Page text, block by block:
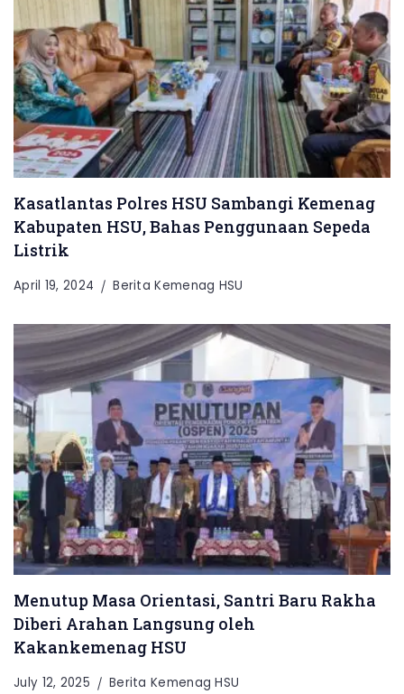
Kasatlantas Polres HSU Sambangi Kemenag
Kabupaten HSU, Bahas Penggunaan Sepeda
Listrik
April 19, 2024 Berita Kemenag HSU
Menutup Masa Orientasi, Santri Baru Rakha
Diberi Arahan Langsung oleh
Kakankemenag HSU
July 12, 2025 Berita Kemenag HSU